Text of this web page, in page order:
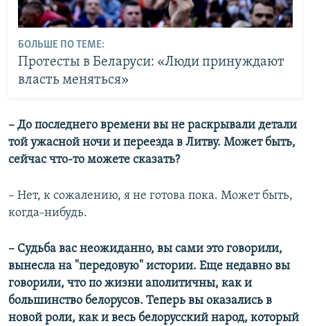
БОЛЬШЕ ПО ТЕМЕ:
Протесты в Беларуси: «Люди принуждают
власть меняться»
–​ До последнего времени вы не раскрывали детали
той ужасной ночи и переезда в Литву. Может быть,
сейчас что-то можете сказать?
– Нет, к сожалению, я не готова пока. Может быть,
когда-нибудь.
–​ Судьба вас неожиданно, вы сами это говорили,
вынесла на "передовую" истории. Еще недавно вы
говорили, что по жизни аполитичны, как и
большинство белорусов. Теперь вы оказались в
новой роли, как и весь белорусский народ, который